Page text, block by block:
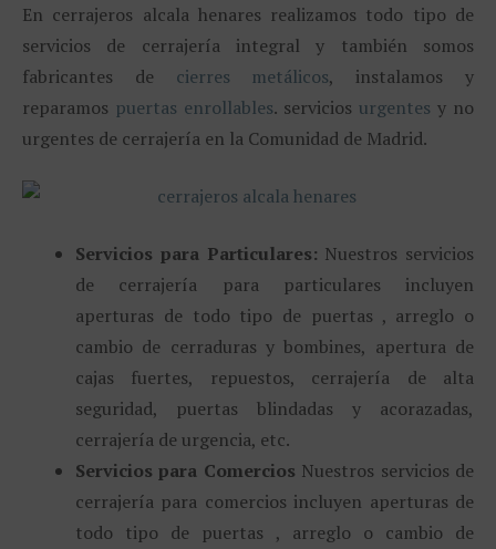
En cerrajeros alcala henares realizamos todo tipo de
servicios de cerrajería integral y también somos
fabricantes de cierres metálicos, instalamos y
reparamos puertas enrollables. servicios urgentes y no
urgentes de cerrajería en la Comunidad de Madrid.
Servicios para Particulares: Nuestros servicios
de cerrajería para particulares incluyen
aperturas de todo tipo de puertas , arreglo o
cambio de cerraduras y bombines, apertura de
cajas fuertes, repuestos, cerrajería de alta
seguridad, puertas blindadas y acorazadas,
cerrajería de urgencia, etc.
Servicios para Comercios Nuestros servicios de
cerrajería para comercios incluyen aperturas de
todo tipo de puertas , arreglo o cambio de